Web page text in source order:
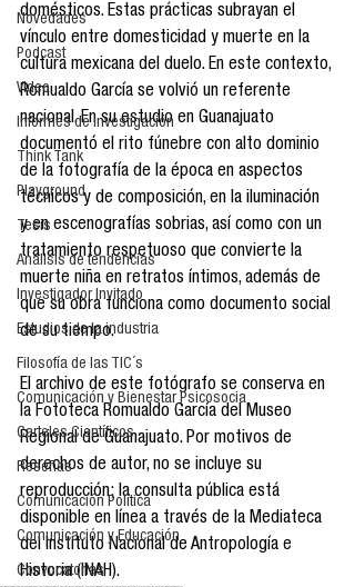
Novedades
Podcast
Video
Informes de investigación
Think Tank
Playground
Tesis
Análisis de tendencias
Investigador Invitado
Estudios de la industria
Filosofía de las TIC´s
Comunicación y Bienestar Psicosocia
Carteles Científicos
Reseñas
Comunicación Política
Comunicación y Educación
Convocatorias
domésticos. Estas prácticas subrayan el
vínculo entre domesticidad y muerte en la
cultura mexicana del duelo. En este contexto,
Romualdo García se volvió un referente
nacional. En su estudio en Guanajuato
documentó el rito fúnebre con alto dominio
de la fotografía de la época en aspectos
técnicos y de composición, en la iluminación
y en escenografías sobrias, así como con un
tratamiento respetuoso que convierte la
muerte niña en retratos íntimos, además de
que su obra funciona como documento social
de su tiempo.
El archivo de este fotógrafo se conserva en
la Fototeca Romualdo García del Museo
Regional de Guanajuato. Por motivos de
derechos de autor, no se incluye su
reproducción; la consulta pública está
disponible en línea a través de la Mediateca
del Instituto Nacional de Antropología e
Historia (INAH).